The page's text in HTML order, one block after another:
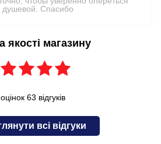
душевой. Спасибо
якості магазину
63 відгуків
всі відгуки